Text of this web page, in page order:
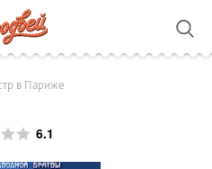
в Париже
6.1